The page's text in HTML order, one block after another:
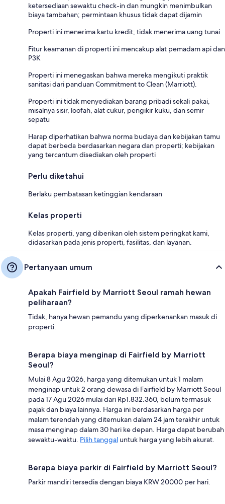
ketersediaan sewaktu check-in dan mungkin menimbulkan
biaya tambahan; permintaan khusus tidak dapat dijamin
Properti ini menerima kartu kredit; tidak menerima uang tunai
Fitur keamanan di properti ini mencakup alat pemadam api dan
P3K
Properti ini menegaskan bahwa mereka mengikuti praktik
sanitasi dari panduan Commitment to Clean (Marriott).
Properti ini tidak menyediakan barang pribadi sekali pakai,
misalnya sisir, loofah, alat cukur, pengikir kuku, dan semir
sepatu
Harap diperhatikan bahwa norma budaya dan kebijakan tamu
dapat berbeda berdasarkan negara dan properti; kebijakan
yang tercantum disediakan oleh properti
Perlu diketahui
Berlaku pembatasan ketinggian kendaraan
Kelas properti
Kelas properti, yang diberikan oleh sistem peringkat kami,
didasarkan pada jenis properti, fasilitas, dan layanan.
Pertanyaan umum
Apakah Fairfield by Marriott Seoul ramah hewan
peliharaan?
Tidak, hanya hewan pemandu yang diperkenankan masuk di
properti.
Berapa biaya menginap di Fairfield by Marriott
Seoul?
Mulai 8 Agu 2026, harga yang ditemukan untuk 1 malam
menginap untuk 2 orang dewasa di Fairfield by Marriott Seoul
pada 17 Agu 2026 mulai dari Rp1.832.360, belum termasuk
pajak dan biaya lainnya. Harga ini berdasarkan harga per
malam terendah yang ditemukan dalam 24 jam terakhir untuk
masa menginap dalam 30 hari ke depan. Harga dapat berubah
sewaktu-waktu. Pilih tanggal untuk harga yang lebih akurat.
Berapa biaya parkir di Fairfield by Marriott Seoul?
Parkir mandiri tersedia dengan biaya KRW 20000 per hari.